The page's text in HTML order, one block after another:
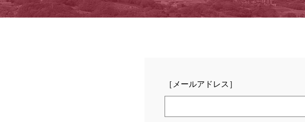
［メールアドレス］